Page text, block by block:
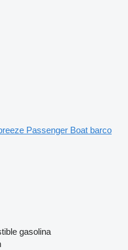
Passenger Boat barco
gasolina